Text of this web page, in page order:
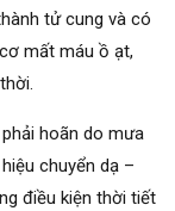
tử cung và có
mất máu ồ ạt,
hoãn do mưa
chuyển dạ –
điều kiện thời tiết